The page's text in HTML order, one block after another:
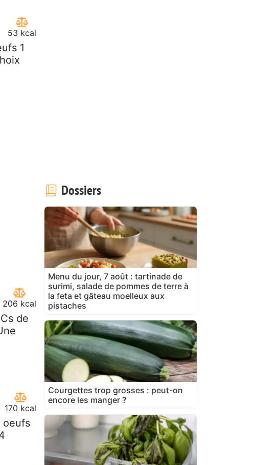
53 kcal
1
206 kcal
de
170 kcal
oeufs
Dossiers
Menu du jour, 7 août : tartinade de
surimi, salade de pommes de terre à
la feta et gâteau moelleux aux
pistaches
Courgettes trop grosses : peut-on
encore les manger ?